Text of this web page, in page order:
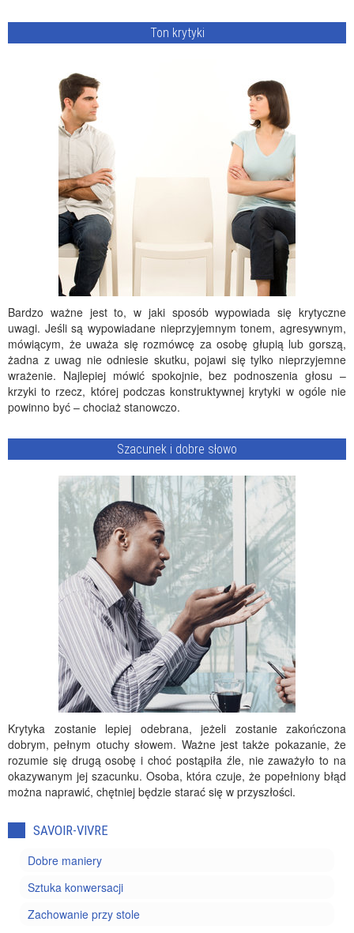
Ton krytyki
Bardzo ważne jest to, w jaki sposób wypowiada się krytyczne
uwagi. Jeśli są wypowiadane nieprzyjemnym tonem, agresywnym,
mówiącym, że uważa się rozmówcę za osobę głupią lub gorszą,
żadna z uwag nie odniesie skutku, pojawi się tylko nieprzyjemne
wrażenie. Najlepiej mówić spokojnie, bez podnoszenia głosu –
krzyki to rzecz, której podczas konstruktywnej krytyki w ogóle nie
powinno być – chociaż stanowczo.
Szacunek i dobre słowo
Krytyka zostanie lepiej odebrana, jeżeli zostanie zakończona
dobrym, pełnym otuchy słowem. Ważne jest także pokazanie, że
rozumie się drugą osobę i choć postąpiła źle, nie zaważyło to na
okazywanym jej szacunku. Osoba, która czuje, że popełniony błąd
można naprawić, chętniej będzie starać się w przyszłości.
SAVOIR-VIVRE
Dobre maniery
Sztuka konwersacji
Zachowanie przy stole